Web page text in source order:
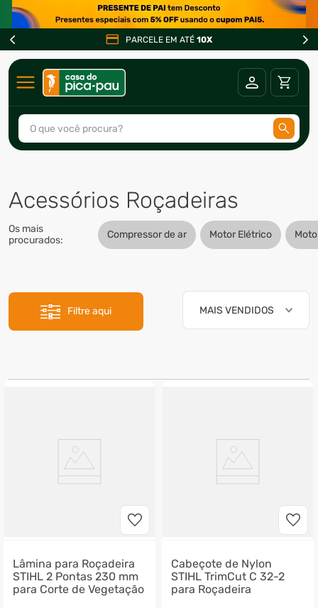
PARCELE EM ATÉ 10X
O que você procura?
Acessórios Roçadeiras
Os mais
procurados:
Compressor de ar Motor Elétrico
MAIS VENDIDOS
Lâmina para Roçadeira
STIHL 2 Pontas 230 mm
para Corte de Vegetação
Cabeçote de Nylon
STIHL TrimCut C 32-2
para Roçadeira
TERMOS MAIS BUSCADOS
2º
freezer
3º
º
soprador
7º
motosserra
9º
roçadeira